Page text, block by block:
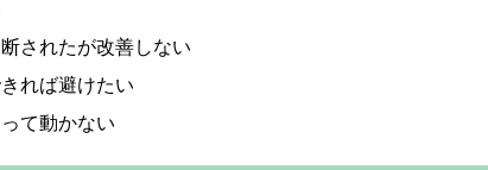
そ最大の資産
されたが改善しない
れば避けたい
て動かない